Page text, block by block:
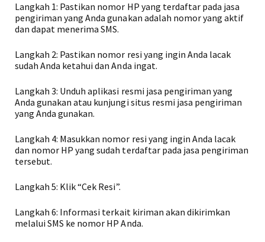
Langkah 1: Pastikan nomor HP yang terdaftar pada jasa
pengiriman yang Anda gunakan adalah nomor yang aktif
dan dapat menerima SMS.
Langkah 2: Pastikan nomor resi yang ingin Anda lacak
sudah Anda ketahui dan Anda ingat.
Langkah 3: Unduh aplikasi resmi jasa pengiriman yang
Anda gunakan atau kunjungi situs resmi jasa pengiriman
yang Anda gunakan.
Langkah 4: Masukkan nomor resi yang ingin Anda lacak
dan nomor HP yang sudah terdaftar pada jasa pengiriman
tersebut.
Langkah 5: Klik “Cek Resi”.
Langkah 6: Informasi terkait kiriman akan dikirimkan
melalui SMS ke nomor HP Anda.